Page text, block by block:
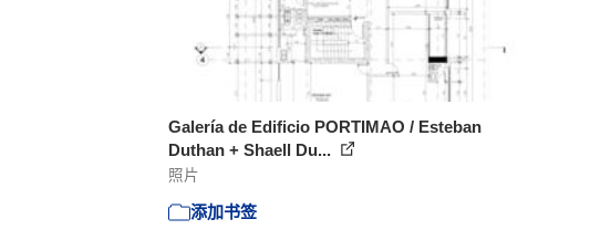
Galería de Edificio PORTIMAO / Esteban
Duthan + Shaell Du...
照片
添加书签